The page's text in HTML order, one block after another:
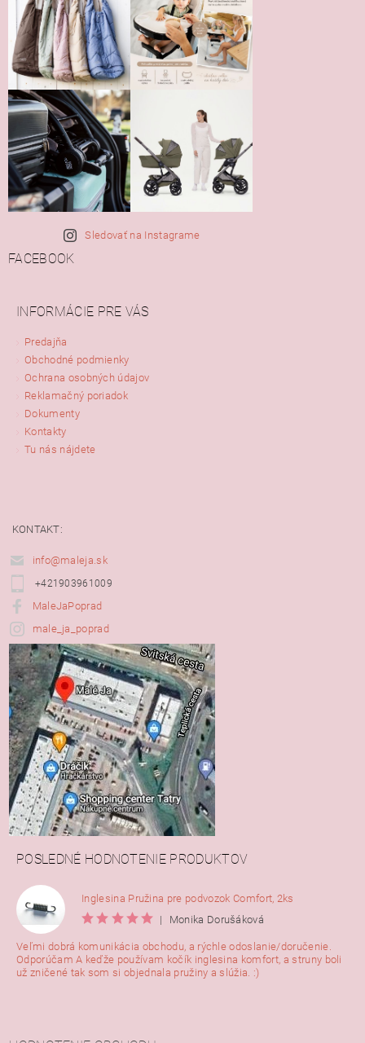
Sledovať na Instagrame
FACEBOOK
INFORMÁCIE PRE VÁS
Predajňa
Obchodné podmienky
Ochrana osobných údajov
Reklamačný poriadok
Dokumenty
Kontakty
Tu nás nájdete
KONTAKT:
info@maleja.sk
+421903961009
MaleJaPoprad
male_ja_poprad
POSLEDNÉ HODNOTENIE PRODUKTOV
Inglesina Pružina pre podvozok Comfort, 2ks
|
Monika Dorušáková
Veľmi dobrá komunikácia obchodu, a rýchle odoslanie/doručenie.
Odporúčam A keďže používam kočík inglesina komfort, a struny boli
už zničené tak som si objednala pružiny a slúžia. :)